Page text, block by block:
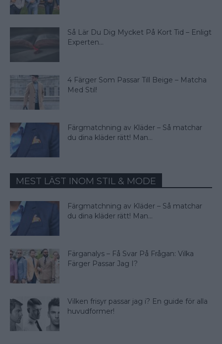
Så Lär Du Dig Mycket På Kort Tid – Enligt
Experten...
4 Färger Som Passar Till Beige – Matcha
Med Stil!
Färgmatchning av Kläder – Så matchar
du dina kläder rätt! Man...
MEST LÄST INOM STIL & MODE
Färgmatchning av Kläder – Så matchar
du dina kläder rätt! Man...
Färganalys – Få Svar På Frågan: Vilka
Färger Passar Jag I?
Vilken frisyr passar jag i? En guide för alla
huvudformer!